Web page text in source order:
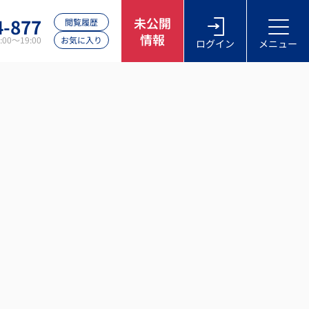
877
～19:00
閲覧履歴
お気に入り
未公開
情報
ログイン メニュー